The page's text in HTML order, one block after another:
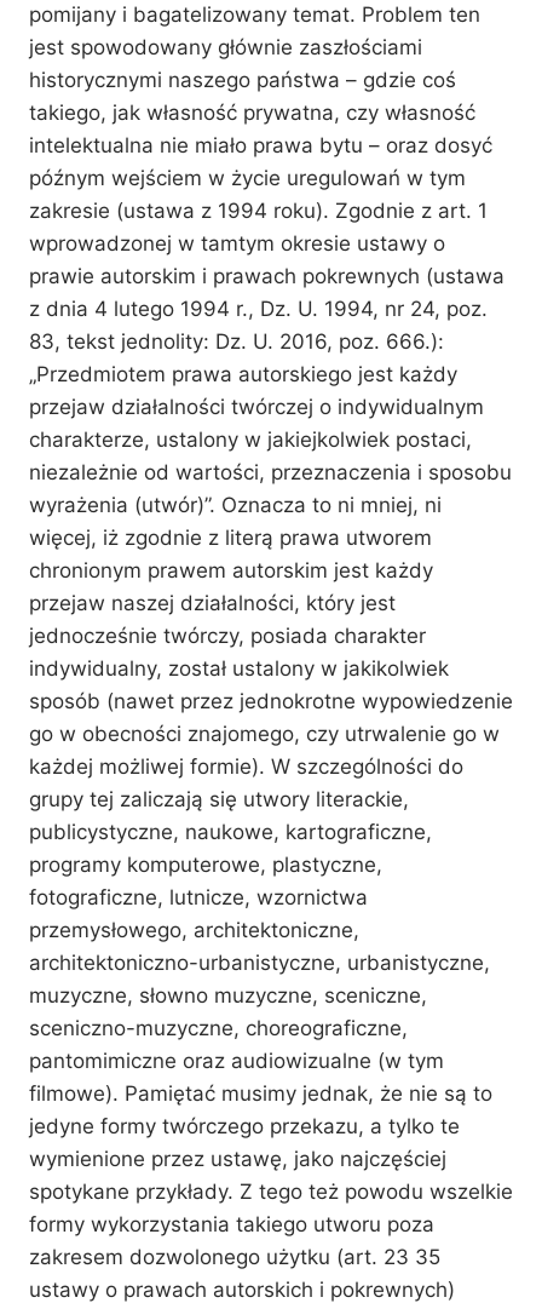
pomijany i bagatelizowany temat. Problem ten
jest spowodowany głównie zaszłościami
historycznymi naszego państwa – gdzie coś
takiego, jak własność prywatna, czy własność
intelektualna nie miało prawa bytu – oraz dosyć
późnym wejściem w życie uregulowań w tym
zakresie (ustawa z 1994 roku). Zgodnie z art. 1
wprowadzonej w tamtym okresie ustawy o
prawie autorskim i prawach pokrewnych (ustawa
z dnia 4 lutego 1994 r., Dz. U. 1994, nr 24, poz.
83, tekst jednolity: Dz. U. 2016, poz. 666.):
„Przedmiotem prawa autorskiego jest każdy
przejaw działalności twórczej o indywidualnym
charakterze, ustalony w jakiejkolwiek postaci,
niezależnie od wartości, przeznaczenia i sposobu
wyrażenia (utwór)”. Oznacza to ni mniej, ni
więcej, iż zgodnie z literą prawa utworem
chronionym prawem autorskim jest każdy
przejaw naszej działalności, który jest
jednocześnie twórczy, posiada charakter
indywidualny, został ustalony w jakikolwiek
sposób (nawet przez jednokrotne wypowiedzenie
go w obecności znajomego, czy utrwalenie go w
każdej możliwej formie). W szczególności do
grupy tej zaliczają się utwory literackie,
publicystyczne, naukowe, kartograficzne,
programy komputerowe, plastyczne,
fotograficzne, lutnicze, wzornictwa
przemysłowego, architektoniczne,
architektoniczno-urbanistyczne, urbanistyczne,
muzyczne, słowno muzyczne, sceniczne,
sceniczno-muzyczne, choreograficzne,
pantomimiczne oraz audiowizualne (w tym
filmowe). Pamiętać musimy jednak, że nie są to
jedyne formy twórczego przekazu, a tylko te
wymienione przez ustawę, jako najczęściej
spotykane przykłady. Z tego też powodu wszelkie
formy wykorzystania takiego utworu poza
zakresem dozwolonego użytku (art. 23 35
ustawy o prawach autorskich i pokrewnych)